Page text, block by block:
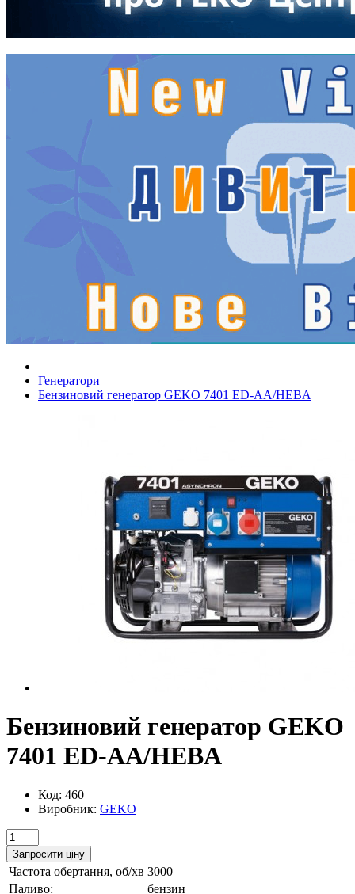
Генератори
Бензиновий генератор GEKO 7401 ED-AA/HEBA
Бензиновий генератор GEKO
7401 ED-AA/HEBA
Код: 460
Виробник: GEKO
Запросити ціну
Частота обертання, об/хв 3000
Паливо:
бензин